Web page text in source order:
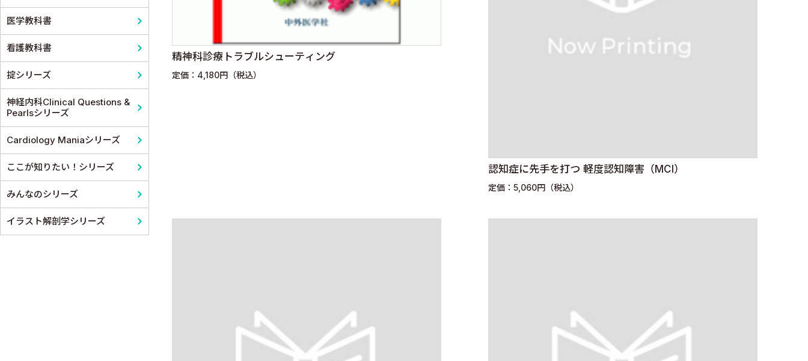
医学教科書
看護教科書
掟シリーズ
神経内科Clinical Questions &
Pearlsシリーズ
Cardiology Maniaシリーズ
ここが知りたい！シリーズ
みんなのシリーズ
イラスト解剖学シリーズ
精神科診療トラブルシューティング
定価：4,180円（税込）
認知症に先手を打つ 軽度認知障害（MCI）
定価：5,060円（税込）